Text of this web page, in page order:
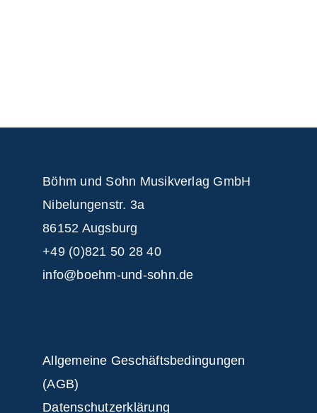
Böhm und Sohn Musikverlag GmbH
Nibelungenstr. 3a
86152 Augsburg
+49 (0)821 50 28 40
info@boehm-und-sohn.de
Allgemeine Geschäftsbedingungen
(AGB)
Datenschutzerklärung